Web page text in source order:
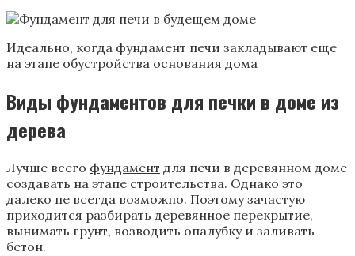
Идеально, когда фундамент печи закладывают еще
на этапе обустройства основания дома
Виды фундаментов для печки в доме из
дерева
Лучше всего фундамент для печи в деревянном доме
создавать на этапе строительства. Однако это
далеко не всегда возможно. Поэтому зачастую
приходится разбирать деревянное перекрытие,
вынимать грунт, возводить опалубку и заливать
бетон.